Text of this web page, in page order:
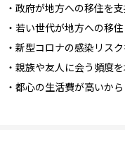
・政府が地方への移住を
・若い世代が地方への移
・新型コロナの感染リス
・親族や友人に会う頻度
・都心の生活費が高いから